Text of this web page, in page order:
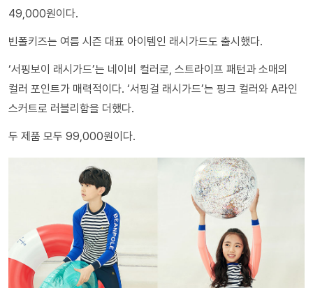
49,000원이다.
빈폴키즈는 여름 시즌 대표 아이템인 래시가드도 출시했다.
‘서핑보이 래시가드’는 네이비 컬러로, 스트라이프 패턴과 소매의
컬러 포인트가 매력적이다. ‘서핑걸 래시가드’는 핑크 컬러와 A라인
스커트로 러블리함을 더했다.
두 제품 모두 99,000원이다.